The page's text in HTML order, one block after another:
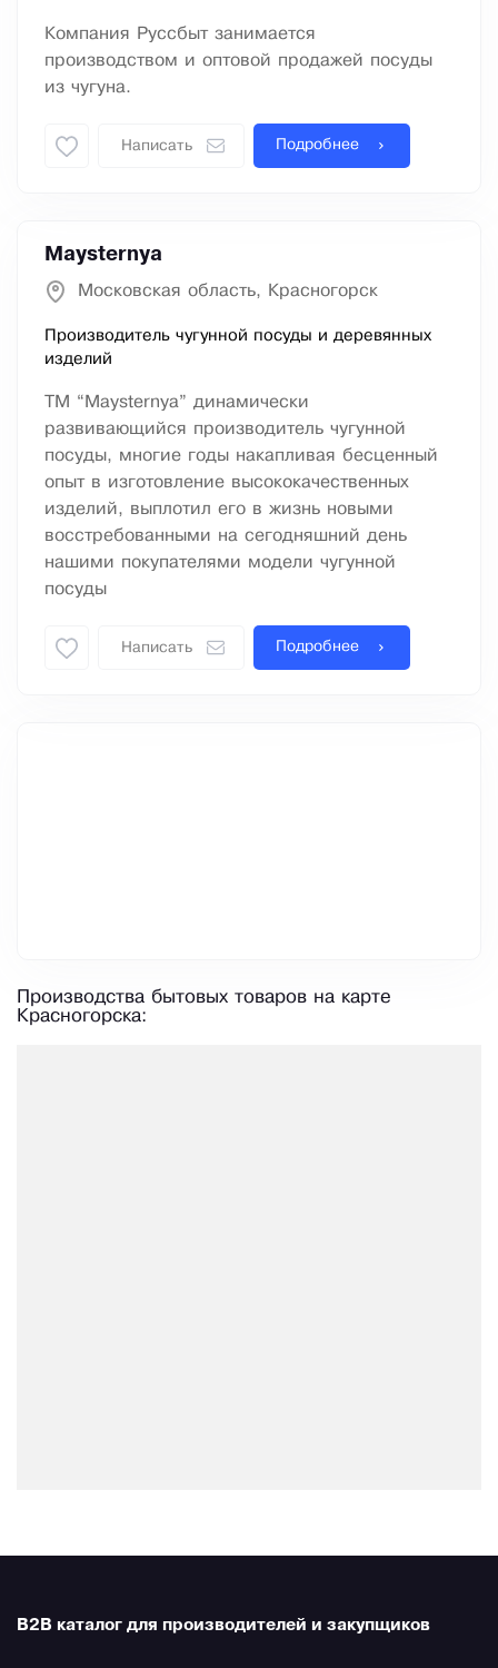
Компания Руссбыт занимается
производством и оптовой продажей посуды
из чугуна.
Написать Подробнее
Maysternya
Московская область, Красногорск
Производитель чугунной посуды и деревянных
изделий
ТМ “Maysternya” динамически
развивающийся производитель чугунной
посуды, многие годы накапливая бесценный
опыт в изготовление высококачественных
изделий, выплотил его в жизнь новыми
восстребованными на сегодняшний день
нашими покупателями модели чугунной
посуды
Написать Подробнее
Производства бытовых товаров на карте
Красногорска:
B2B каталог для производителей и закупщиков